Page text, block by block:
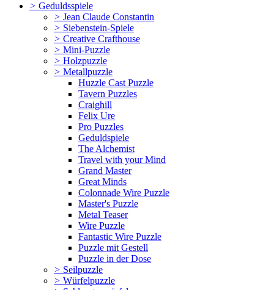
> Geduldsspiele
> Jean Claude Constantin
> Siebenstein-Spiele
> Creative Crafthouse
> Mini-Puzzle
> Holzpuzzle
> Metallpuzzle
Huzzle Cast Puzzle
Tavern Puzzles
Craighill
Felix Ure
Pro Puzzles
Geduldspiele
The Alchemist
Travel with your Mind
Grand Master
Great Minds
Colonnade Wire Puzzle
Master's Puzzle
Metal Teaser
Wire Puzzle
Fantastic Wire Puzzle
Puzzle mit Gestell
Puzzle in der Dose
> Seilpuzzle
> Würfelpuzzle